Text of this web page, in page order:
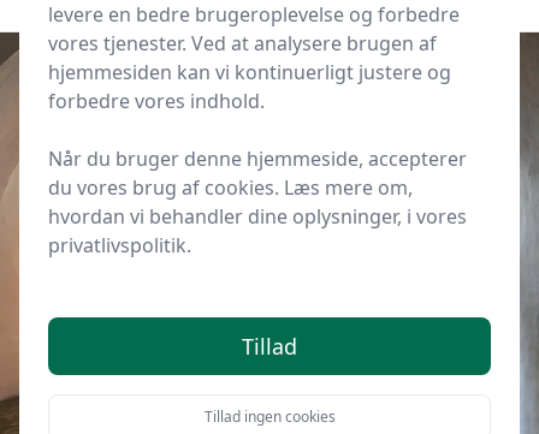
Sådan finder du dansk jazz på
Vesterbros små scener
levere en bedre brugeroplevelse og forbedre
vores tjenester. Ved at analysere brugen af
hjemmesiden kan vi kontinuerligt justere og
forbedre vores indhold.
Når du bruger denne hjemmeside, accepterer
du vores brug af cookies. Læs mere om,
hvordan vi behandler dine oplysninger, i vores
privatlivspolitik.
Tillad
Tillad ingen cookies